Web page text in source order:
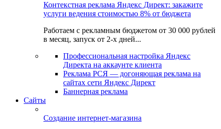
Контекстная реклама Яндекс Директ: закажите
услуги ведения стоимостью 8% от бюджета
Работаем с рекламным бюджетом от 30 000 рублей
в месяц, запуск от 2-х дней...
Профессиональная настройка Яндекс
Директа на аккаунте клиента
Реклама РСЯ — догоняющая реклама на
сайтах сети Яндекс Директ
Баннерная реклама
Сайты
Создание интернет-магазина